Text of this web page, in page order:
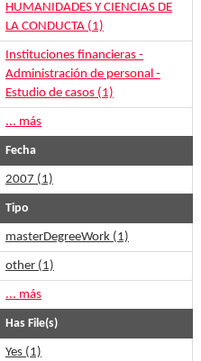
HUMANIDADES Y CIENCIAS DE
LA CONDUCTA (1)
Instituciones financieras -
Administración de personal -
Estudio de casos (1)
... más
Fecha
2007 (1)
Tipo
masterDegreeWork (1)
other (1)
... más
Has File(s)
Yes (1)